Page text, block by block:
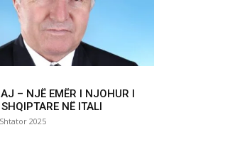
– NJË EMËR I NJOHUR I
NË ITALI
2025